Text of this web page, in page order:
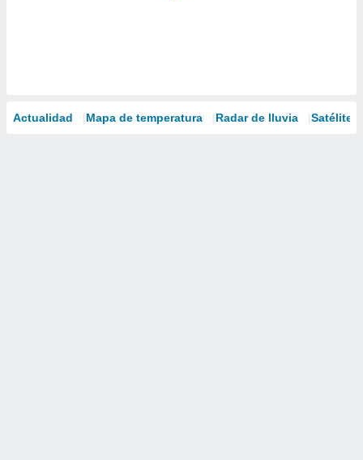
Actualidad Mapa de temperatura Radar de lluvia Satélites